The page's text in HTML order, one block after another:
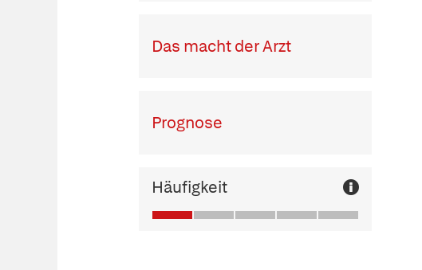
Das macht der Arzt
Prognose
Häufigkeit